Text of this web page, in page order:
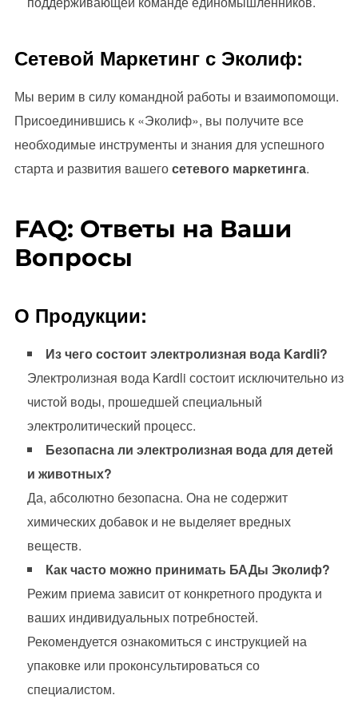
Сетевой Маркетинг с Эколиф:
Мы верим в силу командной работы и взаимопомощи.
Присоединившись к «Эколиф», вы получите все
необходимые инструменты и знания для успешного
старта и развития вашегосетевого маркетинга.
FAQ: Ответы на Ваши
Вопросы
О Продукции:
Из чего состоит электролизная вода Kardli?
Электролизная вода Kardli состоит исключительно из
чистой воды, прошедшей специальный
электролитический процесс.
Безопасна ли электролизная вода для детей
и животных?
Да, абсолютно безопасна. Она не содержит
химических добавок и не выделяет вредных
веществ.
Как часто можно принимать БАДы Эколиф?
Режим приема зависит от конкретного продукта и
ваших индивидуальных потребностей.
Рекомендуется ознакомиться с инструкцией на
упаковке или проконсультироваться со
специалистом.